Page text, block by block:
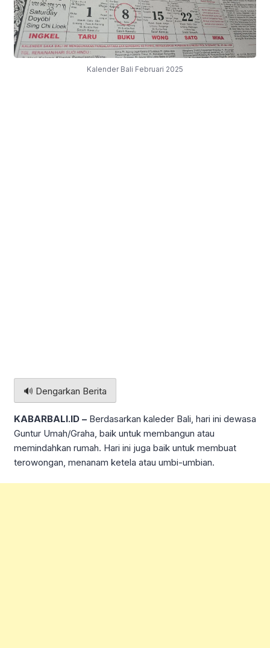
Kalender Bali Februari 2025
🔊 Dengarkan Berita
KABARBALI.ID – Berdasarkan kaleder Bali, hari ini dewasa
Guntur Umah/Graha, baik untuk membangun atau
memindahkan rumah. Hari ini juga baik untuk membuat
terowongan, menanam ketela atau umbi-umbian.